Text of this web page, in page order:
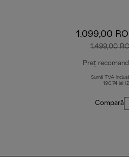
1.099,00
1.499,00
Preț
Sumă TVA
190,74 lei
Compară